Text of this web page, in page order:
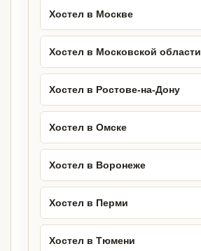
Хостел в Москве
Хостел в Московской области
Хостел в Ростове-на-Дону
Хостел в Омске
Хостел в Воронеже
Хостел в Перми
Хостел в Тюмени